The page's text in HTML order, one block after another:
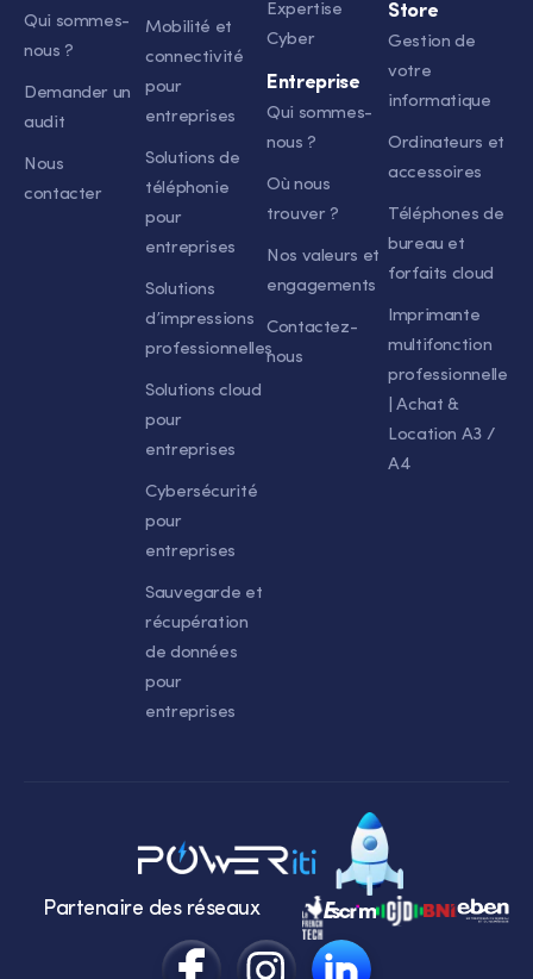
Qui sommes-
nous ?
Demander un
audit
Nous
contacter
Mobilité et
connectivité
pour
entreprises
Solutions de
téléphonie
pour
entreprises
Solutions
d’impressions
professionnelles
Solutions cloud
pour
entreprises
Cybersécurité
pour
entreprises
Sauvegarde et
récupération
de données
pour
entreprises
Expertise
Cyber
Entreprise
Qui sommes-
nous ?
Où nous
trouver ?
Nos valeurs et
engagements
Contactez-
nous
Store
Gestion de
votre
informatique
Ordinateurs et
accessoires
Téléphones de
bureau et
forfaits cloud
Imprimante
multifonction
professionnelle
| Achat &
Location A3 /
A4
Partenaire des réseaux